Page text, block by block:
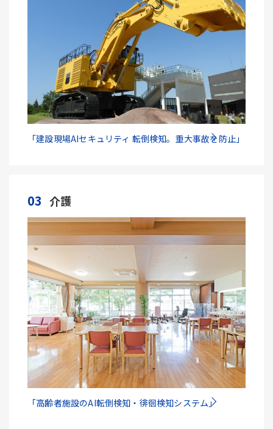
「建設現場AIセキュリティ 転倒検知。重大事故を防止」
03 介護
「高齢者施設のAI転倒検知・徘徊検知システム」